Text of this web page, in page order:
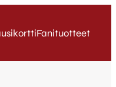
Fanituotteet